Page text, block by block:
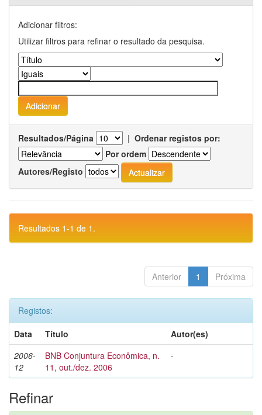
Adicionar filtros:
Utilizar filtros para refinar o resultado da pesquisa.
Resultados/Página | Ordenar registos por:
Por ordem
Autores/Registo
Resultados 1-1 de 1.
Anterior 1 Próxima
Registos:
Data
Título
Autor(es)
2006-
12
BNB Conjuntura Econômica, n.
11, out./dez. 2006
-
Refinar